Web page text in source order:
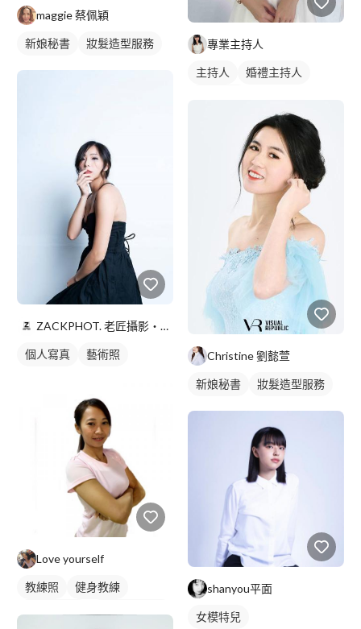
maggie 蔡佩穎
新娘秘書 妝髮造型服務
ZACKPHOT. 老匠攝影‧平面設計
個人寫真 藝術照
Love yourself
教練照
健身教練
專業主持人
主持人
婚禮主持人
Christine 劉懿萱
新娘秘書 妝髮造型服務
shanyou平面
女模特兒